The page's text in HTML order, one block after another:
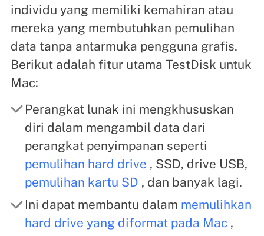
individu yang memiliki kemahiran atau
mereka yang membutuhkan pemulihan
data tanpa antarmuka pengguna grafis.
Berikut adalah fitur utama TestDisk untuk
Mac:
Perangkat lunak ini mengkhususkan
diri dalam mengambil data dari
perangkat penyimpanan seperti
pemulihan hard drive , SSD, drive USB,
pemulihan kartu SD , dan banyak lagi.
Ini dapat membantu dalam memulihkan
hard drive yang diformat pada Mac,